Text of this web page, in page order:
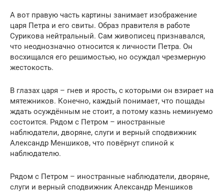
А вот правую часть картины занимает изображение
царя Петра и его свиты. Образ правителя в работе
Сурикова нейтральный. Сам живописец признавался,
что неоднозначно относится к личности Петра. Он
восхищался его решимостью, но осуждал чрезмерную
жестокость.
В глазах царя – гнев и ярость, с которыми он взирает на
мятежников. Конечно, каждый понимает, что пощады
ждать осуждённым не стоит, а потому казнь неминуемо
состоится. Рядом с Петром – иностранные
наблюдатели, дворяне, слуги и верный сподвижник
Александр Меншиков, что повёрнут спиной к
наблюдателю.
Рядом с Петром – иностранные наблюдатели, дворяне,
слуги и верный сподвижник Александр Меншиков